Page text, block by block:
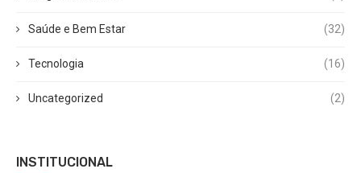
Saúde e Bem Estar (32)
Tecnologia (16)
Uncategorized (2)
INSTITUCIONAL